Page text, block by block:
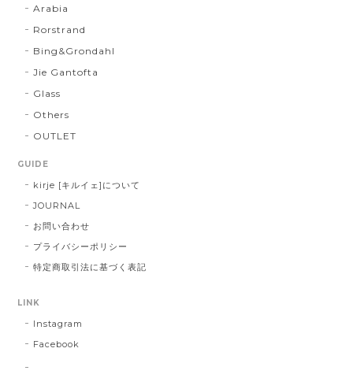
Arabia
Rorstrand
Bing&Grondahl
Jie Gantofta
Glass
Others
OUTLET
GUIDE
kirje [キルイェ]について
JOURNAL
お問い合わせ
プライバシーポリシー
特定商取引法に基づく表記
LINK
Instagram
Facebook